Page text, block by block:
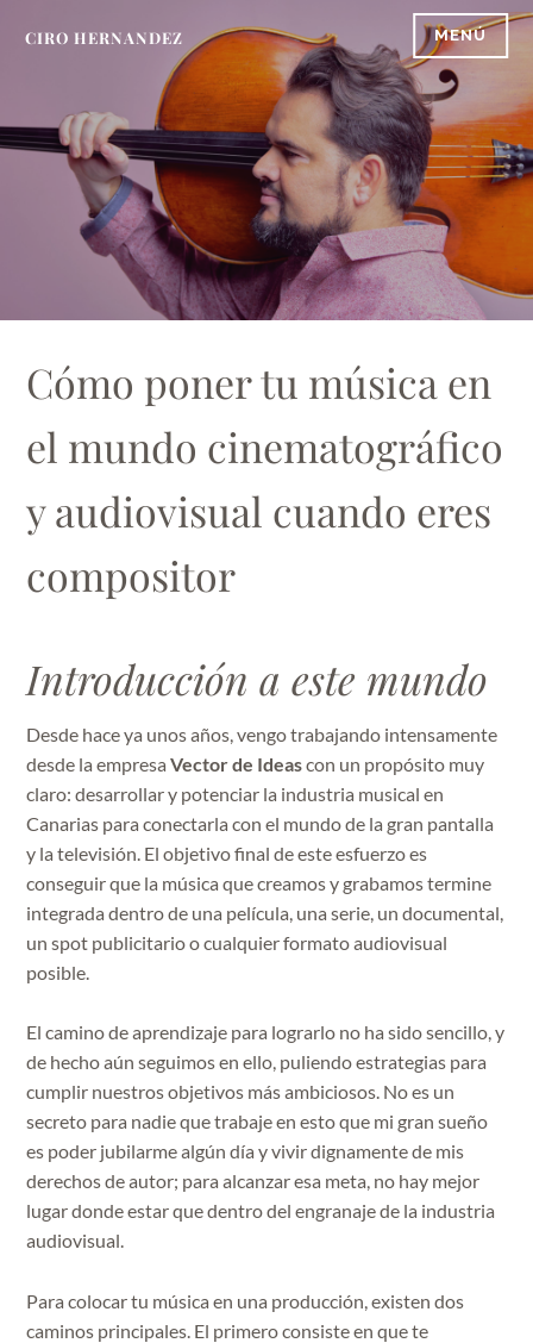
CIRO HERNANDEZ MENÚ
Cómo poner tu música en
el mundo cinematográfico
y audiovisual cuando eres
compositor
Introducción a este mundo
Desde hace ya unos años, vengo trabajando intensamente
desde la empresaVector de Ideascon un propósito muy
claro: desarrollar y potenciar la industria musical en
Canarias para conectarla con el mundo de la gran pantalla
y la televisión. El objetivo final de este esfuerzo es
conseguir que la música que creamos y grabamos termine
integrada dentro de una película, una serie, un documental,
un spot publicitario o cualquier formato audiovisual
posible.
El camino de aprendizaje para lograrlo no ha sido sencillo, y
de hecho aún seguimos en ello, puliendo estrategias para
cumplir nuestros objetivos más ambiciosos. No es un
secreto para nadie que trabaje en esto que mi gran sueño
es poder jubilarme algún día y vivir dignamente de mis
derechos de autor; para alcanzar esa meta, no hay mejor
lugar donde estar que dentro del engranaje de la industria
audiovisual.
Para colocar tu música en una producción, existen dos
caminos principales. El primero consiste en que te